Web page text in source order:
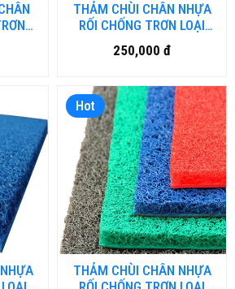
THẢM CHÙI CHÂN NHỰA
RỐI CHỐNG TRƠN LOẠI
THƯỜNG - DN-01
250,000 đ
Hot
THẢM CHÙI CHÂN NHỰA